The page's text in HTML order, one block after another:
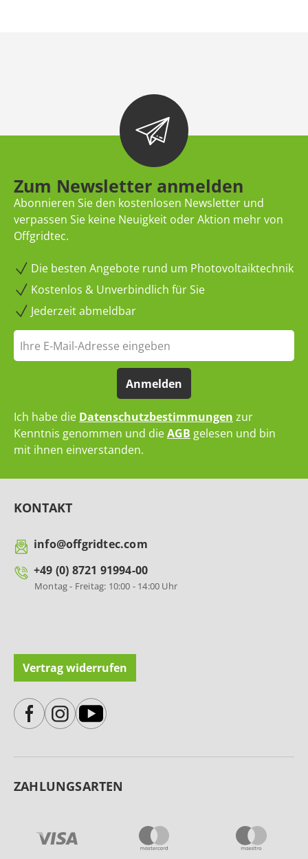
Zum Newsletter anmelden
Abonnieren Sie den kostenlosen Newsletter und
verpassen Sie keine Neuigkeit oder Aktion mehr von
Offgridtec.
Die besten Angebote rund um Photovoltaiktechnik
Kostenlos & Unverbindlich für Sie
Jederzeit abmeldbar
Anmelden
Ich habe die Datenschutzbestimmungen zur
Kenntnis genommen und dieAGB gelesen und bin
mit ihnen einverstanden.
KONTAKT
info@offgridtec.com
+49 (0) 8721 91994-00
Montag - Freitag: 10:00 - 14:00 Uhr
Vertrag widerrufen
ZAHLUNGSARTEN